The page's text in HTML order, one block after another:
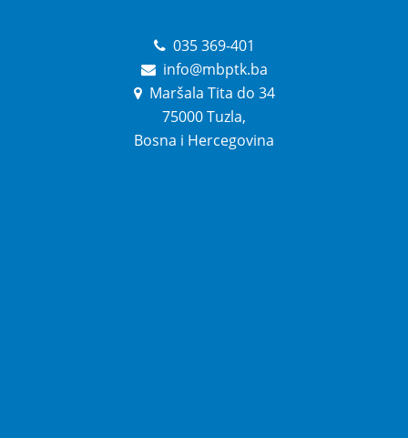
035 369-401
info@mbptk.ba
Maršala Tita do 34
75000 Tuzla,
Bosna i Hercegovina